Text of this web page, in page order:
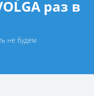
раз в
не будем